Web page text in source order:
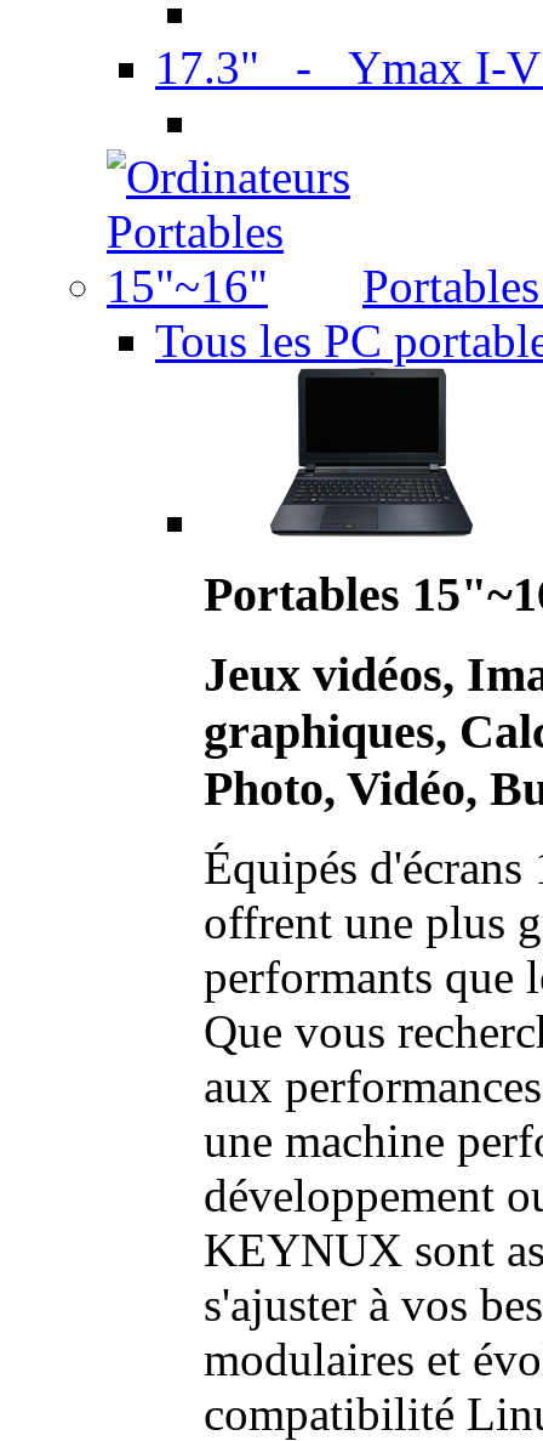
17.3" - Ymax I-
Tous les PC
Portables
Jeux vidéos,
graphiques,
Photo, Vidéo,
Équipés
offrent une plus
performants que
Que vous
aux
une machine
développement
KEYNUX sont
s'ajuster à vos
modulaires et
compatibilité